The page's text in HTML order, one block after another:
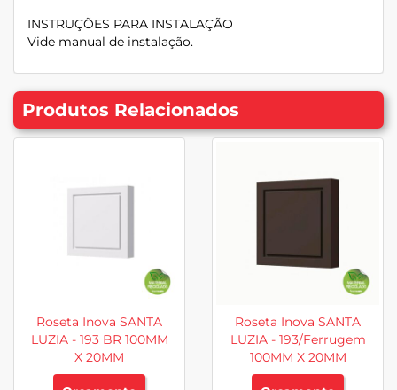
INSTRUÇÕES PARA INSTALAÇÃO
Vide manual de instalação.
Produtos Relacionados
Roseta Inova SANTA
LUZIA - 193 BR 100MM
X 20MM
Roseta Inova SANTA
LUZIA - 193/Ferrugem
100MM X 20MM